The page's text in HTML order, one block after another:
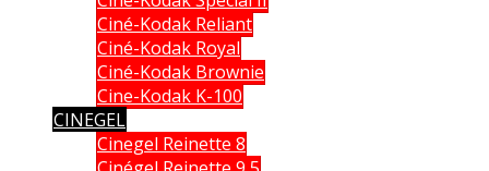
Ciné-Kodak Reliant
Ciné-Kodak Royal
Ciné-Kodak Brownie
Cine-Kodak K-100
CINEGEL
Cinegel Reinette 8